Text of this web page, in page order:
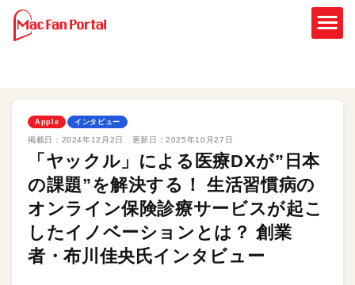
Apple インタビュー
掲載日： 2024年12月2日 更新日：2025年10月27日
「ヤックル」による医療DXが”日本
の課題”を解決する！ 生活習慣病の
オンライン保険診療サービスが起こ
したイノベーションとは？ 創業
者・布川佳央氏インタビュー